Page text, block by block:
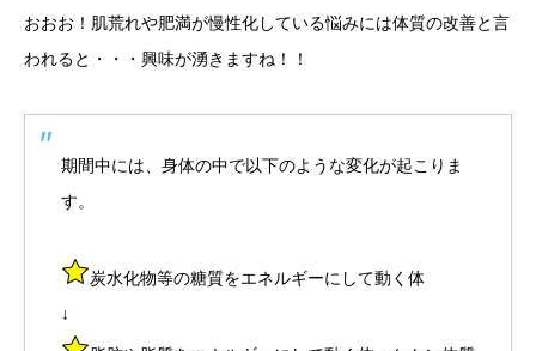
おおお！肌荒れや肥満が慢性化している悩みには体質の改善と言
われると・・・興味が湧きますね！！
期間中には、身体の中で以下のような変化が起こりま
す。
炭水化物等の糖質をエネルギーにして動く体
↓